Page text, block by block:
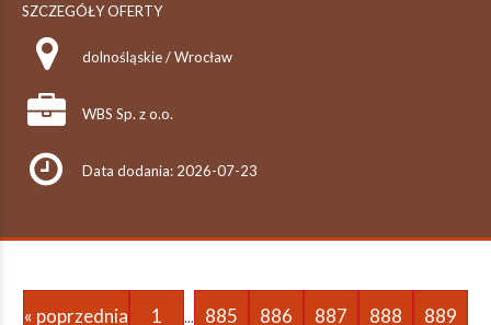
SZCZEGÓŁY OFERTY
dolnośląskie / Wrocław
WBS Sp. z o.o.
Data dodania: 2026-07-23
« poprzednia 1 ... 885 886 887 888 889